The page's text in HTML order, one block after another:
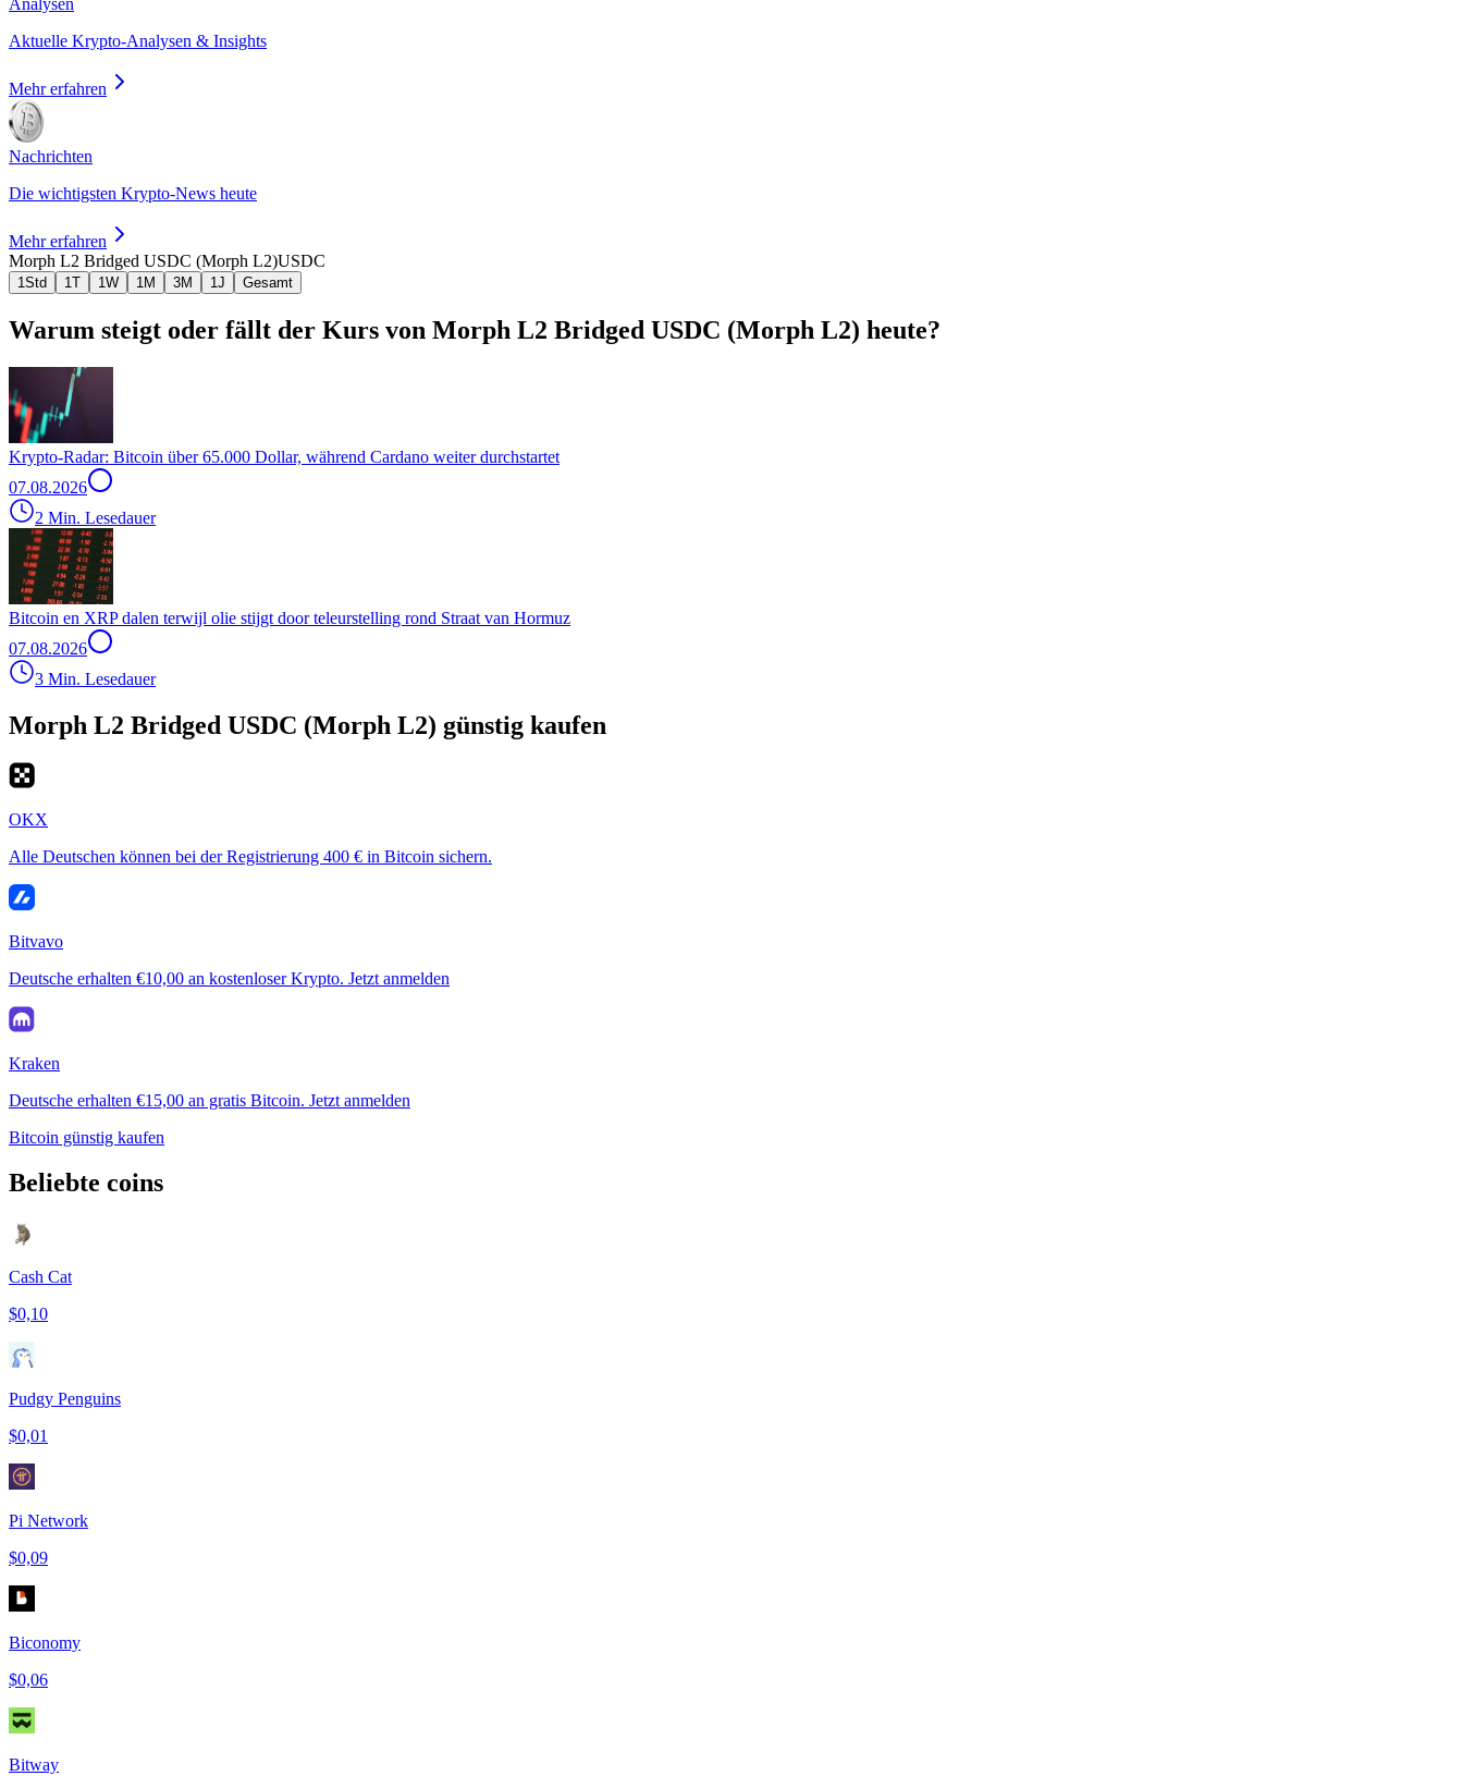
Aktuelle Krypto-Analysen & Insights
Mehr erfahren
Nachrichten
Die wichtigsten Krypto-News heute
Mehr erfahren
Morph L2 Bridged USDC (Morph L2)USDC
1Std 1T 1W 1M 3M 1J Gesamt
Warum steigt oder fällt der Kurs von Morph L2 Bridged USDC (Morph L2) heute?
Krypto-Radar: Bitcoin über 65.000 Dollar, während Cardano weiter durchstartet
07.08.2026
2 Min. Lesedauer
Bitcoin en XRP dalen terwijl olie stijgt door teleurstelling rond Straat van Hormuz
07.08.2026
3 Min. Lesedauer
Morph L2 Bridged USDC (Morph L2) günstig kaufen
OKX
Alle Deutschen können bei der Registrierung 400 € in Bitcoin sichern.
Bitvavo
Deutsche erhalten €10,00 an kostenloser Krypto. Jetzt anmelden
Kraken
Deutsche erhalten €15,00 an gratis Bitcoin. Jetzt anmelden
Bitcoin günstig kaufen
Beliebte coins
Cash Cat
$0,10
Pudgy Penguins
$0,01
Pi Network
$0,09
Biconomy
$0,06
Bitway